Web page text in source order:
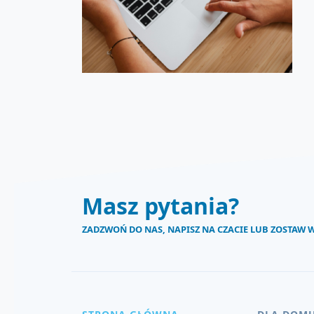
Masz pytania?
ZADZWOŃ DO NAS, NAPISZ NA CZACIE LUB ZOSTAW